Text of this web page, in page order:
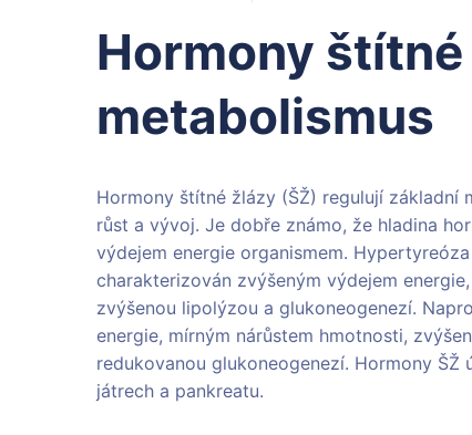
Hormony
metabolismus
Hormony štítné žlázy (ŠŽ) regulují základní
růst a vývoj. Je dobře známo, že hladina
výdejem energie organismem.
charakterizován zvýšeným výdejem
zvýšenou lipolýzou a glukoneogenezí.
energie, mírným nárůstem hmotnosti,
redukovanou glukoneogenezí. Hormony
játrech a pankreatu.